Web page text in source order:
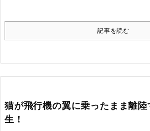
記事を読む
猫が飛行機の翼に乗ったまま離
生！